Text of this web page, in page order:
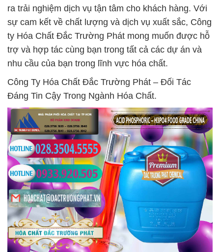
ra trải nghiệm dịch vụ tận tâm cho khách hàng. Với
sự cam kết về chất lượng và dịch vụ xuất sắc, Công
ty Hóa Chất Đắc Trường Phát mong muốn được hỗ
trợ và hợp tác cùng bạn trong tất cả các dự án và
nhu cầu của bạn trong lĩnh vực hóa chất.
Công Ty Hóa Chất Đắc Trường Phát – Đối Tác
Đáng Tin Cậy Trong Ngành Hóa Chất.